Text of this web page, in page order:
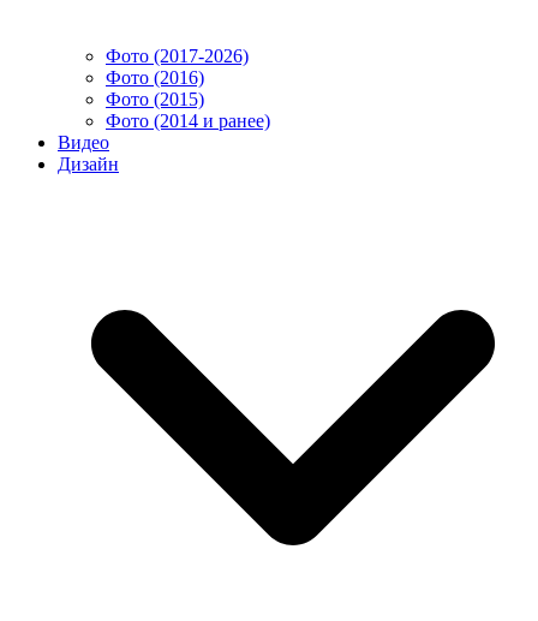
Фото (2017-2026)
Фото (2016)
Фото (2015)
Фото (2014 и ранее)
Видео
Дизайн